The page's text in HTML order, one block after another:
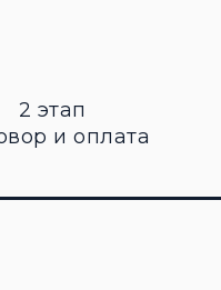
2 этап
и оплата